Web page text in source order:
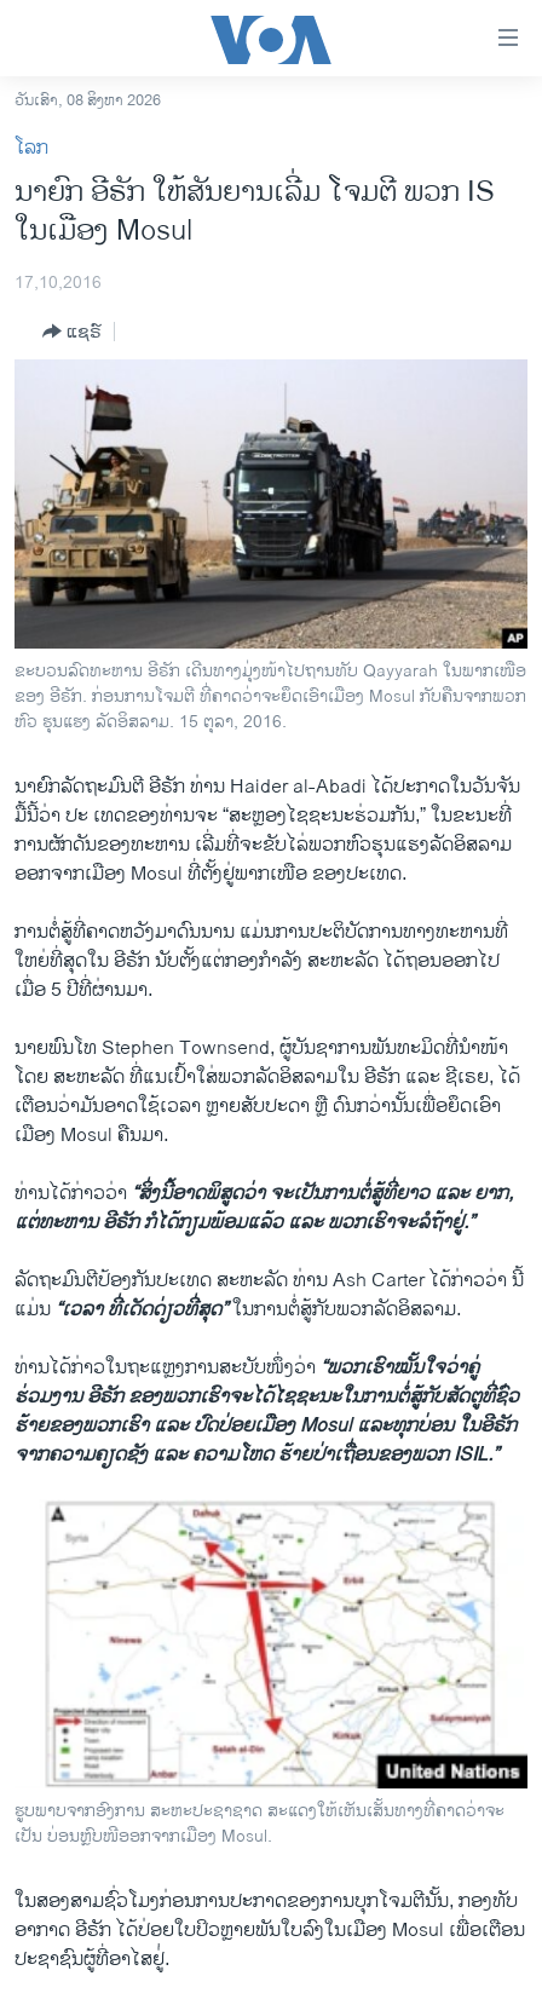
ເຂົ້າ
ຫາ
ຂ້າມ
ຂ້າມ
ຫາ
ອາເມຣິກາ
ຂ່າວ​ຈີນ
ໂລກ
ອິດສະຫຼະພາບດ້ານການຂ່າວ
ຊີວິດຊາວລາວ
ຊຸມຊົນຊາວລາວ
ວິທະຍາສາດ-ເທັກໂນໂລຈີ
ທຸລະກິດ
ພາສາອັງກິດ
ວີດີໂອ
ສຽງ
ລາຍການກະຈາຍສຽງ
ລາຍງານ
ຕິດຕາມພວກເຮົາ ທີ່
ພາສາຕ່າງໆ
ວັນເສົາ, 08 ສິງຫາ 2026
ໂລກ
ນາຍົກ ອີຣັກ ໃຫ້ສັນຍານເລີ່ມ ໂຈມຕີ ພວກ IS
ໃນເມືອງ Mosul
17,10,2016
ແຊຣ໌
ຂະບວນລົດທະຫານ ອີຣັກ ເດີນທາງມຸ່ງໜ້າໄປຖານທັບ Qayyarah ໃນພາກເໜືອ
ຂອງ ອີຣັກ. ກ່ອນການໂຈມຕີ ທີ່ຄາດວ່າຈະຍຶດເອົາເມືອງ Mosul ກັບຄືນຈາກພວກ
ຫົວ ຮຸນແຮງ ລັດອິສລາມ. 15 ຕຸລາ, 2016.
ນາຍົກລັດຖະມົນຕີ ອີຣັກ ທ່ານ Haider al-Abadi ໄດ້ປະກາດໃນວັນຈັນ
ມື້ນີ້ວ່າ ປະ ເທດຂອງທ່ານຈະ “ສະຫຼອງໄຊຊະນະຮ່ວມກັນ,” ໃນຂະນະທີ່
ການຜັກດັນຂອງທະຫານ ເລີ່ມທີ່ຈະຂັບໄລ່ພວກຫົວຮຸນແຮງລັດອິສລາມ
ອອກຈາກເມືອງ Mosul ທີ່ຕັ້ງຢູ່ພາກເໜືອ ຂອງປະເທດ.
ການຕໍ່ສູ້ທີ່ຄາດຫວັງມາດົນນານ ແມ່ນການປະຕິບັດການທາງທະຫານທີ່
ໃຫຍ່ທີ່ສຸດໃນ ອີຣັກ ນັບຕັ້ງແຕ່ກອງກຳລັງ ສະຫະລັດ ໄດ້ຖອນອອກໄປ
ເມື່ອ 5 ປີທີ່ຜ່ານມາ.
ນາຍພົນໂທ Stephen Townsend, ຜູ້ບັນຊາການພັນທະມິດທີ່ນຳໜ້າ
ໂດຍ ສະຫະລັດ ທີ່ແນເປົ້າໃສ່ພວກລັດອິສລາມໃນ ອີຣັກ ແລະ ຊີເຣຍ, ໄດ້
ເຕືອນວ່າມັນອາດໃຊ້ເວລາ ຫຼາຍສັບປະດາ ຫຼື ດົນກວ່ານັ້ນເພື່ອຍຶດເອົາ
ເມືອງ Mosul ຄືນມາ.
ທ່ານໄດ້ກ່າວວ່າ “ສິ່ງນີ້ອາດພິສູດວ່າ ຈະເປັນການຕໍ່ສູ້ທີ່ຍາວ ແລະ ຍາກ,
ແຕ່ທະຫານ ອີຣັກ ກໍໄດ້ກຽມພ້ອມແລ້ວ ແລະ ພວກເຮົາຈະລໍຖ້າຢູ່.”
ລັດຖະມົນຕີປ້ອງກັນປະເທດ ສະຫະລັດ ທ່ານ Ash Carter ໄດ້ກ່າວວ່າ ນີ້
ແມ່ນ “ເວລາ ທີ່ເດັດດ່ຽວທີ່ສຸດ”ໃນການຕໍ່ສູ້ກັບພວກລັດອິສລາມ.
ທ່ານໄດ້ກ່າວໃນຖະແຫຼງການສະບັບໜຶ່ງວ່າ “ພວກເຮົາໝັ້ນໃຈວ່າຄູ່
ຮ່ວມງານ ອີຣັກ ຂອງພວກເຮົາຈະໄດ້ໄຊຊະນະໃນການຕໍ່ສູ້ກັບສັດຕູທີ່ຊ່ົວ
ຮ້າຍຂອງພວກເຮົາ ແລະ ປົດປ່ອຍເມືອງ Mosul ແລະທຸກບ່ອນ ໃນອີຣັກ
ຈາກຄວາມຄຽດຊັງ ແລະ ຄວາມໂຫດ ຮ້າຍປ່າເຖື່ອນຂອງພວກ ISIL.”
ຮູບພາບຈາກອົງການ ສະຫະປະຊາຊາດ ສະແດງໃຫ້ເຫັນເສັ້ນທາງທີ່ຄາດວ່າຈະ
ເປັນ ບ່ອນຫຼົບໜີອອກຈາກເມືອງ Mosul.
ໃນສອງສາມຊົ່ວໂມງກ່ອນການປະກາດຂອງການບຸກໂຈມຕີນັ້ນ, ກອງທັບ
ອາກາດ ອີຣັກ ໄດ້ປ່ອຍໃບປິວຫຼາຍພັນໃບລົງໃນເມືອງ Mosul ເພື່ອເຕືອນ
ປະຊາຊົນຜູ້ທີ່ອາໄສຢູ່່.